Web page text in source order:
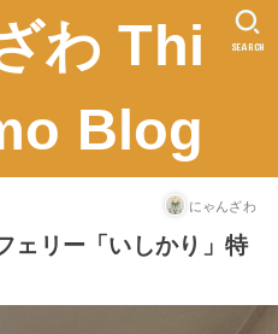
わ Thi
Blog
SEARCH
にゃんざわ
ェリー「いしかり」特